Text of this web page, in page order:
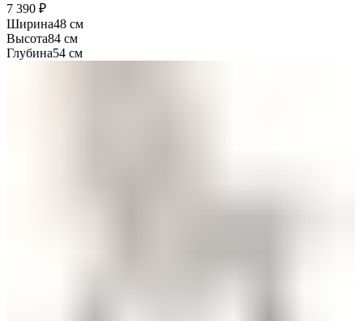
₽
Ширина48 см
Высота84 см
Глубина54 см